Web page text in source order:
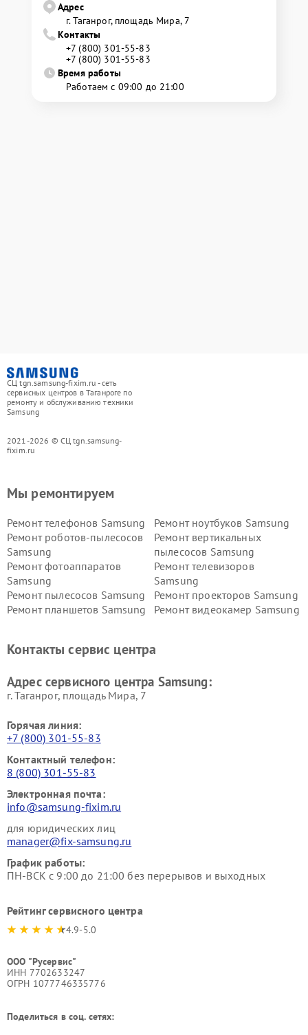
Адрес
г. Таганрог, площадь Мира, 7
Контакты
+7 (800) 301-55-83
+7 (800) 301-55-83
Время работы
Работаем с 09:00 до 21:00
СЦ tgn.samsung-fixim.ru - сеть
сервисных центров в Таганроге по
ремонту и обслуживанию техники
Samsung
2021-2026 © СЦ tgn.samsung-
fixim.ru
Мы ремонтируем
Ремонт телефонов Samsung
Ремонт ноутбуков Samsung
Ремонт роботов-пылесосов
Samsung
Ремонт вертикальных
пылесосов Samsung
Ремонт фотоаппаратов
Samsung
Ремонт телевизоров
Samsung
Ремонт пылесосов Samsung
Ремонт проекторов Samsung
Ремонт планшетов Samsung
Ремонт видеокамер Samsung
Контакты сервис центра
Адрес сервисного центра Samsung:
г. Таганрог, площадь Мира, 7
Горячая линия:
+7 (800) 301-55-83
Контактный телефон:
8 (800) 301-55-83
Электронная почта:
info@samsung-fixim.ru
для юридических лиц
manager@fix-samsung.ru
График работы:
ПН-ВСК с 9:00 до 21:00 без перерывов и выходных
Рейтинг сервисного центра
4.9-5.0
ООО "Русервис"
ИНН 7702633247
ОГРН 1077746335776
Поделиться в соц. сетях: